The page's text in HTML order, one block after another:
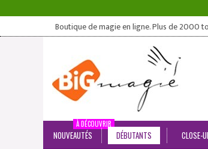
Boutique de magie en ligne. Plus de 2000
NOUVEAUTÉS
À DÉCOUVRIR
DÉBUTANTS CLOSE-